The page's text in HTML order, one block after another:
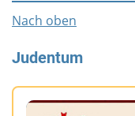
Nach oben
Judentum